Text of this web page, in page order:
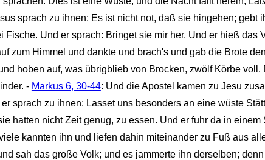
sprach zu ihnen: Es ist nicht not, daß sie hingehen; gebt
Und er sprach: Bringet sie mir her. Und er hieß das
zum Himmel und dankte und brach's und gab die Brote
hoben auf, was übrigblieb von Brocken, zwölf Körbe voll.
- Markus 6, 30-44: Und die Apostel kamen zu Jesu
sprach zu ihnen: Lasset uns besonders an eine wüste
hatten nicht Zeit genug, zu essen. Und er fuhr da in einem
kannten ihn und liefen dahin miteinander zu Fuß aus
sah das große Volk; und es jammerte ihn derselben;